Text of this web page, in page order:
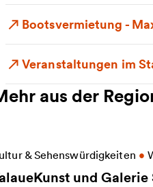
Bootsvermietung -
Veranstaltungen im
aus der
& Sehenswürdigkeiten •
und
Informationen zu